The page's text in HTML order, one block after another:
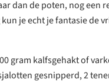
dan de poten, nog een
je echt je fantasie de
gram kalfsgehakt of
gesnipperd, 2